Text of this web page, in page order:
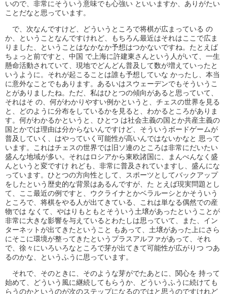
いので、非常にそういう意味でも心強い といいますか、ありがたい
ことだなと思っています。
で、次なんですけど、どういうところで将棋が広まっている の
か、ということなんですけれど、もちろん最近はそれはここで広ま
りました、ということはなかなか予想はつかないですね。たとえば
ちょっと前ですと、中国 で上海に許建東さんという人がいて、一生
懸命活動されていて、現地でどんどん普及して数が増えていったと
いうように。それが起こることは誰も予想していな かったし、本当
に意外なことでもあります。あるいはスウェーデンでもそういうこ
とがありましたね。ただ、私はひとつの傾向があると思っていて、
それはそ の、何がわかりやすい例かというと、チェスの世界を見る
と、どのように分布をしているかを見ると、わかるところがありま
す。何がわかるかというと、ひとつ は社会主義の国とか共産主義の
国とかでは理由は分からないんですけど、そういうボードゲームが
普及していく、はやっていく可能性が高いんではないかなと 思って
います。これはチェスの世界では旧ソ連のところは非常にだいたい
盛んな地域が多い。それはロシアから東欧諸国に、まんべんなく盛
んというと変ですけ れども、非常に普及されていますし、盛んにな
っています。ひとつの方向性として、スポーツとしてバックアップ
をしたという歴史的な背景はあるんですが、た とえば現実問題とし
て、ここ最近の例ですと、ウクライナとかベラルーシとかそういう
ところで、将棋をやる人が出てきている、これは単なる偶然での産
物では なくて、やはりもともとそういう土壌があったということが
非常に大きな影響を与えているとわたしは思っていて、また、イン
ターネットが出てきたということ もあって、土壌があった上にさら
にそこに環境が整ってきたというプラスアルファがあって、それ
で、徐々にいろいろなところで芽が出てきて可能性が広がりつ つあ
るのかな、というふうに思っています。
それで、そのときに、そのような芽がでたあとに、関心を 持って
始めて、どういう風に継続してもらうか、どういうふうに続けても
らうのかというのが次のステップになるのではと思うのですけれど